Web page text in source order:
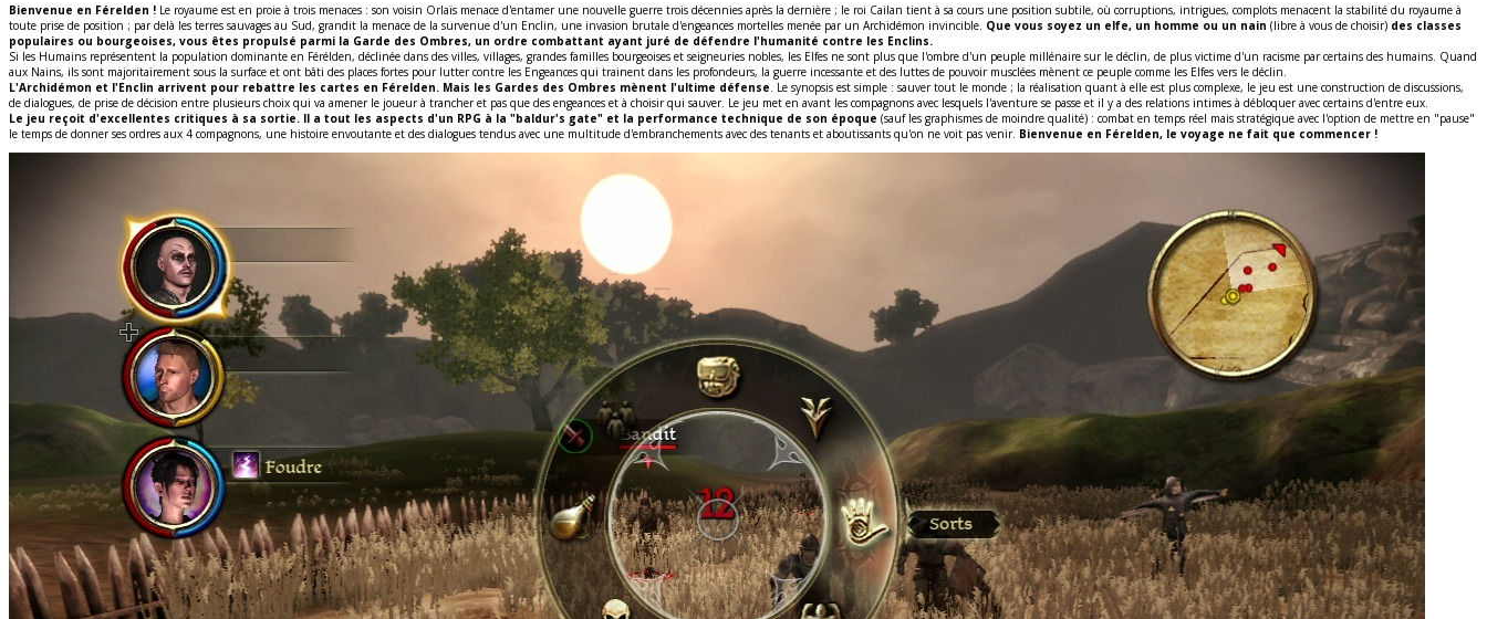
Bienvenue en Férelden ! Le royaume est en proie à trois menaces : son voisin Orlaïs menace d'entamer une nouvelle guerre trois décennies après la dernière ; le roi Cailan tient à sa cours une position subtile, où corruptions, intrigues, complots menacent la stabilité du royaume à
toute prise de position ; par delà les terres sauvages au Sud, grandit la menace de la survenue d'un Enclin, une invasion brutale d'engeances mortelles menée par un Archidémon invincible. Que vous soyez un elfe, un homme ou un nain (libre à vous de choisir) des classes
populaires ou bourgeoises, vous êtes propulsé parmi la Garde des Ombres, un ordre combattant ayant juré de défendre l'humanité contre les Enclins.
Si les Humains représentent la population dominante en Férélden, déclinée dans des villes, villages, grandes familles bourgeoises et seigneuries nobles, les Elfes ne sont plus que l'ombre d'un peuple millénaire sur le déclin, de plus victime d'un racisme par certains des humains. Quand
aux Nains, ils sont majoritairement sous la surface et ont bâti des places fortes pour lutter contre les Engeances qui trainent dans les profondeurs, la guerre incessante et des luttes de pouvoir musclées mènent ce peuple comme les Elfes vers le déclin.
L'Archidémon et l'Enclin arrivent pour rebattre les cartes en Férelden. Mais les Gardes des Ombres mènent l'ultime défense . Le synopsis est simple : sauver tout le monde ; la réalisation quant à elle est plus complexe, le jeu est une construction de discussions,
de dialogues, de prise de décision entre plusieurs choix qui va amener le joueur à trancher et pas que des engeances et à choisir qui sauver. Le jeu met en avant les compagnons avec lesquels l'aventure se passe et il y a des relations intimes à débloquer avec certains d'entre eux.
Le jeu reçoit d'excellentes critiques à sa sortie. Il a tout les aspects d'un RPG à la "baldur's gate" et la performance technique de son époque (sauf les graphismes de moindre qualité) : combat en temps réel mais stratégique avec l'option de mettre en "pause"
le temps de donner ses ordres aux 4 compagnons, une histoire envoutante et des dialogues tendus avec une multitude d'embranchements avec des tenants et aboutissants qu'on ne voit pas venir. Bienvenue en Férelden, le voyage ne fait que commencer !